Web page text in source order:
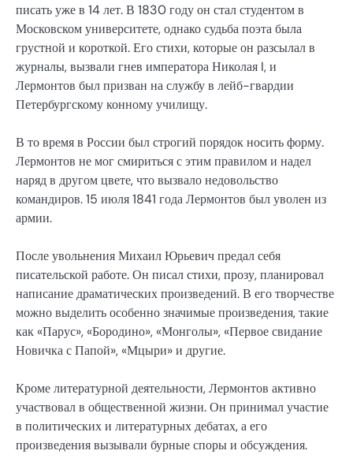
писать уже в 14 лет. В 1830 году он стал студентом в
Московском университете, однако судьба поэта была
грустной и короткой. Его стихи, которые он разсылал в
журналы, вызвали гнев императора Николая I, и
Лермонтов был призван на службу в лейб-гвардии
Петербургскому конному училищу.
В то время в России был строгий порядок носить форму.
Лермонтов не мог смириться с этим правилом и надел
наряд в другом цвете, что вызвало недовольство
командиров. 15 июля 1841 года Лермонтов был уволен из
армии.
После увольнения Михаил Юрьевич предал себя
писательской работе. Он писал стихи, прозу, планировал
написание драматических произведений. В его творчестве
можно выделить особенно значимые произведения, такие
как «Парус», «Бородино», «Монголы», «Первое свидание
Новичка с Папой», «Мцыри» и другие.
Кроме литературной деятельности, Лермонтов активно
участвовал в общественной жизни. Он принимал участие
в политических и литературных дебатах, а его
произведения вызывали бурные споры и обсуждения.